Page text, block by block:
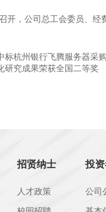
开，公司总工会委员、
标杭州银行飞腾服务器采
研究成果荣获全国二等奖
招贤纳士
人才政策
投
公司